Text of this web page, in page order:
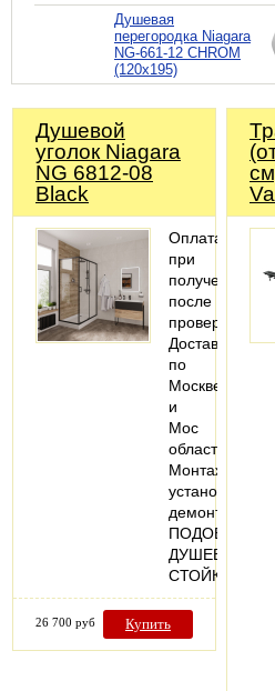
Душевая
перегородка Niagara
NG-661-12 CHROM
(120x195)
Душевой
уголок Niagara
NG 6812-08
Black
Оплата
при
получении
после
проверки
Доставка
по
Москве
и
Мос
области
Монтаж
установка,
демонтаж
ПОДОБРАТЬ
ДУШЕВУЮ
СТОЙКУ
26 700 руб Купить